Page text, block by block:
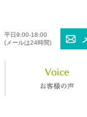
平日9:00-18:00
(メールは24時間)